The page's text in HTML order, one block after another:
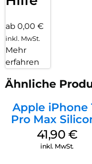
ab 0,00 €
inkl. MwSt.
Mehr
erfahren
Ähnliche
Apple iPhone
Pro Max
Case MagSafe
Ultramarine
41,90 €
inkl. MwSt.